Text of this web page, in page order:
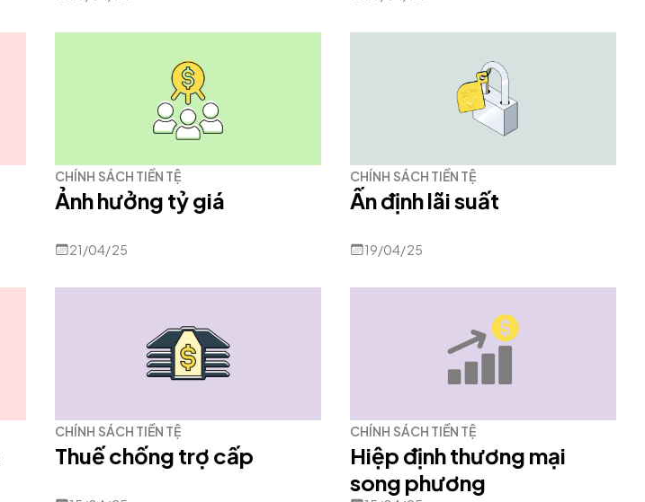
CHÍNH SÁCH TIỀN TỆ
Ảnh hưởng tỷ giá
21/04/25
CHÍNH SÁCH TIỀN TỆ
Ấn định lãi suất
19/04/25
CHÍNH SÁCH TIỀN TỆ
Thuế chống trợ cấp
CHÍNH SÁCH TIỀN TỆ
Hiệp định thương mại
song phương